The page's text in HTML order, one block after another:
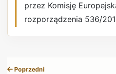
przez Komisję
rozporządzenia 536/
Poprzedni